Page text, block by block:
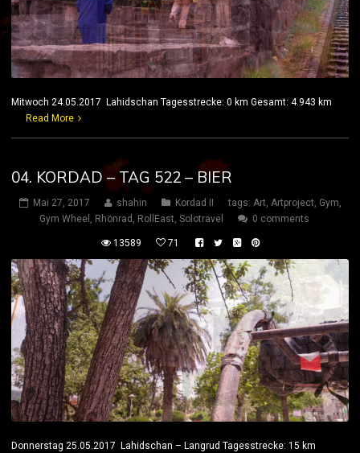
Mitwoch 24.05.2017 Lahidschan Tagesstrecke: 0 km Gesamt: 4.943 km
Read More
04. KORDAD – TAG 522 – BIER
Mai 27, 2017 shahin Kordad II tags: Art, Artproject, Gym,
Gym Wheel , Rhönrad , RollEast, Solotravel 0 comments
13589 71
Donnerstag 25.05.2017 Lahidschan – Langrud Tagesstrecke: 15 km